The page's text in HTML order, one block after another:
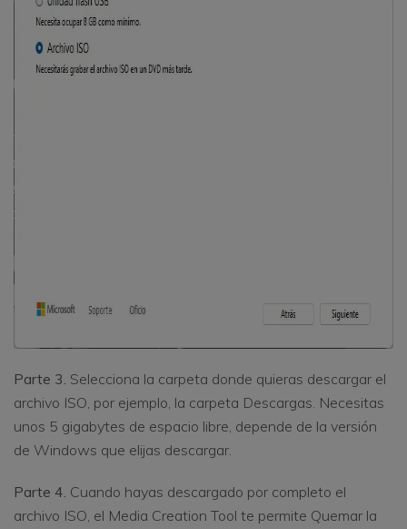
Parte 3. Selecciona la carpeta donde quieras descargar el
archivo ISO, por ejemplo, la carpeta Descargas. Necesitas
unos 5 gigabytes de espacio libre, depende de la versión
de Windows que elijas descargar.
Parte 4. Cuando hayas descargado por completo el
archivo ISO, el Media Creation Tool te permite Quemar la